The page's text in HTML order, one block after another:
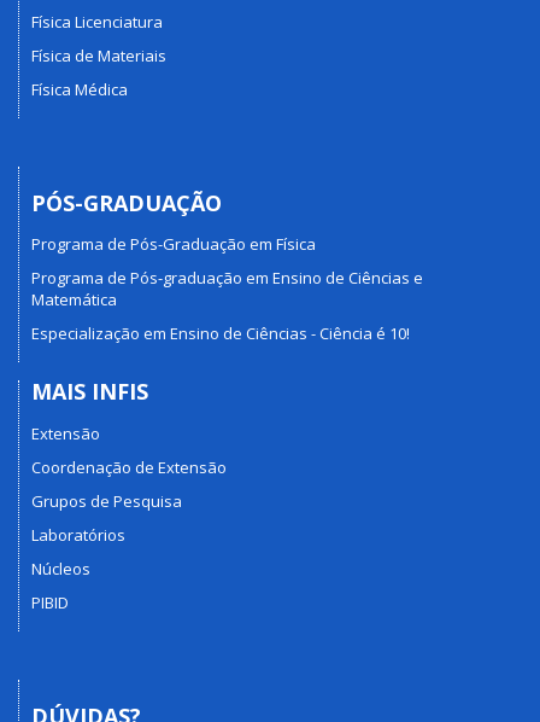
Física Licenciatura
Física de Materiais
Física Médica
PÓS-GRADUAÇÃO
Programa de Pós-Graduação em Física
Programa de Pós-graduação em Ensino de Ciências e
Matemática
Especialização em Ensino de Ciências - Ciência é 10!
MAIS INFIS
Extensão
Coordenação de Extensão
Grupos de Pesquisa
Laboratórios
Núcleos
PIBID
DÚVIDAS?